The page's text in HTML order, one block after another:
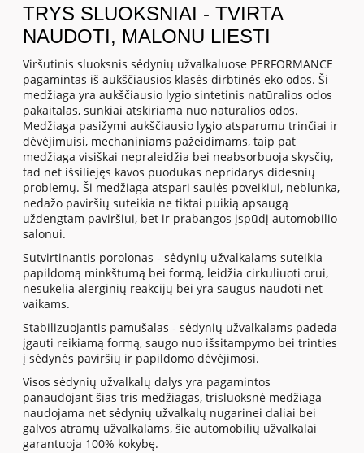
TRYS SLUOKSNIAI - TVIRTA
NAUDOTI, MALONU LIESTI
Viršutinis sluoksnis sėdynių užvalkaluose PERFORMANCE
pagamintas iš aukščiausios klasės dirbtinės eko odos. Ši
medžiaga yra aukščiausio lygio sintetinis natūralios odos
pakaitalas, sunkiai atskiriama nuo natūralios odos.
Medžiaga pasižymi aukščiausio lygio atsparumu trinčiai ir
dėvėjimuisi, mechaniniams pažeidimams, taip pat
medžiaga visiškai nepraleidžia bei neabsorbuoja skysčių,
tad net išsiliejęs kavos puodukas nepridarys didesnių
problemų. Ši medžiaga atspari saulės poveikiui, neblunka,
nedažo paviršių suteikia ne tiktai puikią apsaugą
uždengtam paviršiui, bet ir prabangos įspūdį automobilio
salonui.
Sutvirtinantis porolonas - sėdynių užvalkalams suteikia
papildomą minkštumą bei formą, leidžia cirkuliuoti orui,
nesukelia alerginių reakcijų bei yra saugus naudoti net
vaikams.
Stabilizuojantis pamušalas - sėdynių užvalkalams padeda
įgauti reikiamą formą, saugo nuo išsitampymo bei trinties
į sėdynės paviršių ir papildomo dėvėjimosi.
Visos sėdynių užvalkalų dalys yra pagamintos
panaudojant šias tris medžiagas, trisluoksnė medžiaga
naudojama net sėdynių užvalkalų nugarinei daliai bei
galvos atramų užvalkalams, šie automobilių užvalkalai
garantuoja 100% kokybę.